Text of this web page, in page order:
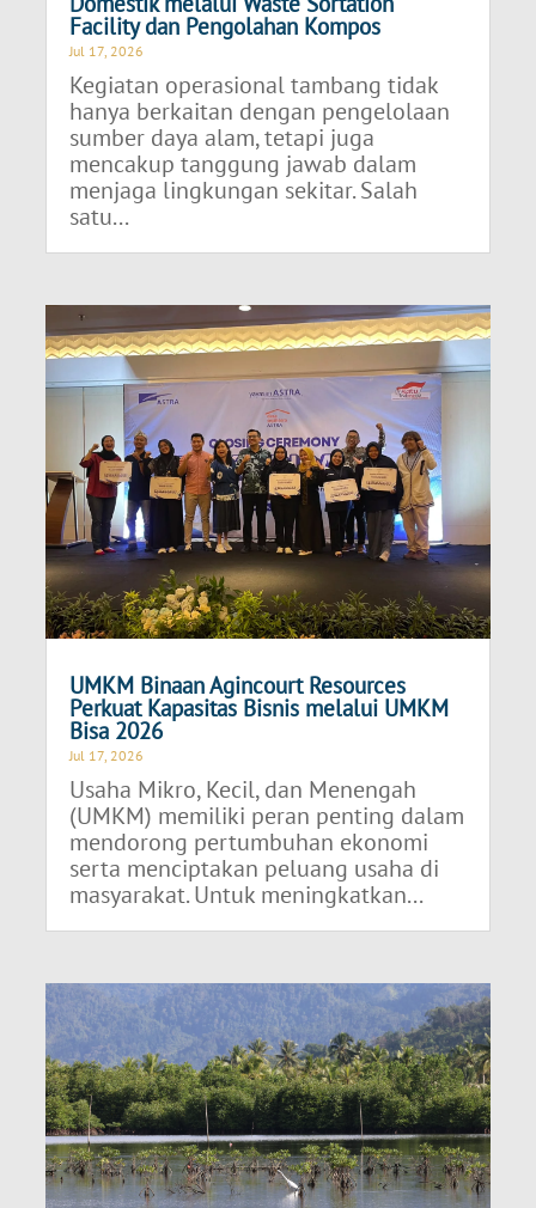
Facility dan Pengolahan Kompos
Jul 17, 2026
Kegiatan operasional tambang tidak
hanya berkaitan dengan pengelolaan
sumber daya alam, tetapi juga
mencakup tanggung jawab dalam
menjaga lingkungan sekitar. Salah
satu...
UMKM Binaan Agincourt Resources
Perkuat Kapasitas Bisnis melalui UMKM
Bisa 2026
Jul 17, 2026
Usaha Mikro, Kecil, dan Menengah
(UMKM) memiliki peran penting dalam
mendorong pertumbuhan ekonomi
serta menciptakan peluang usaha di
masyarakat. Untuk meningkatkan...